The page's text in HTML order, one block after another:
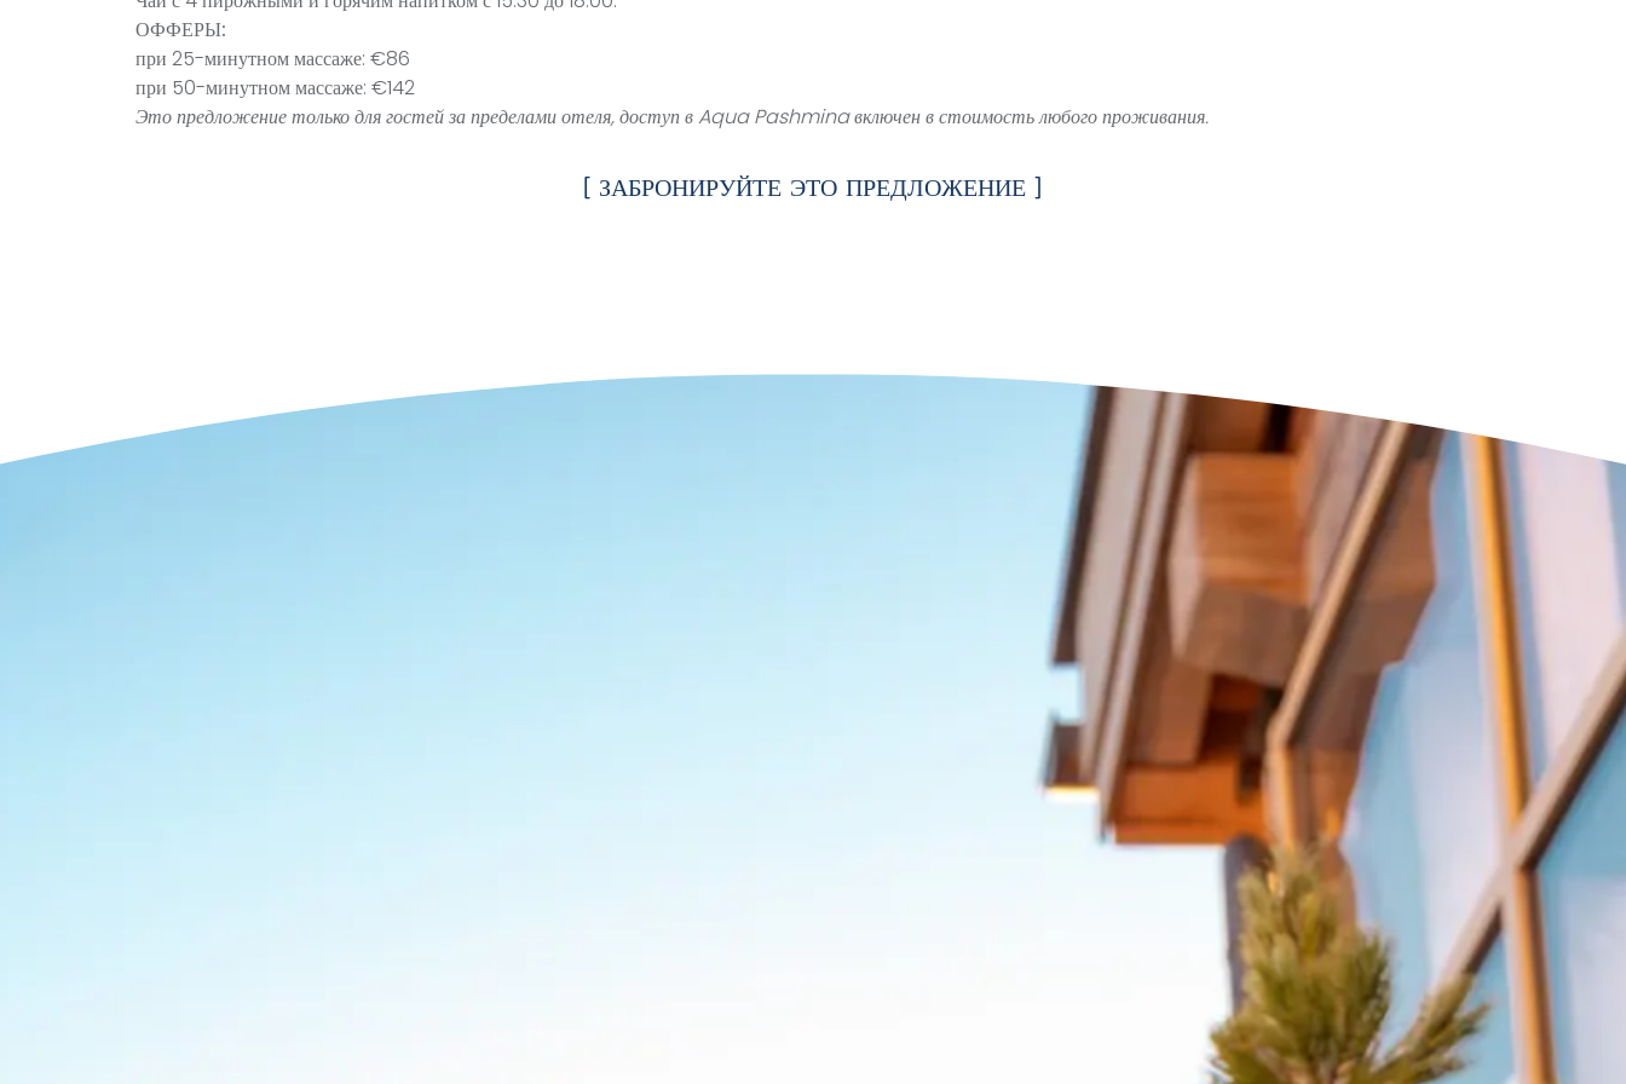
ОФФЕРЫ:
при 25-минутном массаже: €86
при 50-минутном массаже: €142
Это предложение только для гостей за пределами отеля, доступ в Aqua Pashmina включен в стоимость любого проживания.
[ ЗАБРОНИРУЙТЕ ЭТО ПРЕДЛОЖЕНИЕ ]